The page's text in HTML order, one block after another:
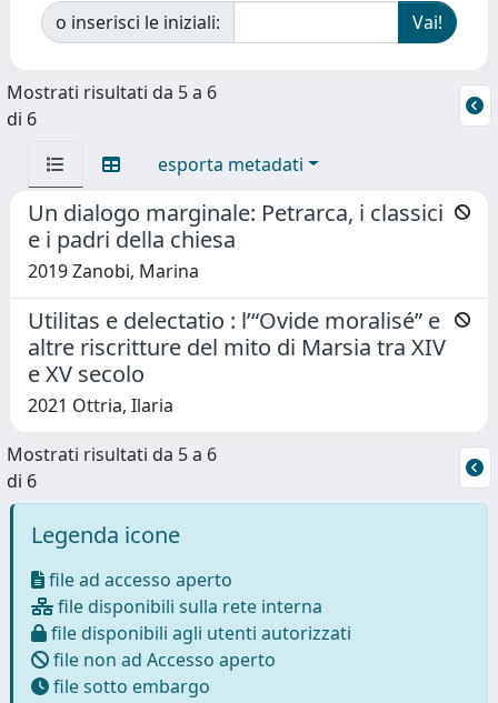
o inserisci le iniziali:
Mostrati risultati da 5 a 6
di 6
esporta metadati
Un dialogo marginale: Petrarca, i classici
e i padri della chiesa
2019 Zanobi, Marina
Utilitas e delectatio : l’“Ovide moralisé” e
altre riscritture del mito di Marsia tra XIV
e XV secolo
2021 Ottria, Ilaria
Mostrati risultati da 5 a 6
di 6
Legenda icone
file ad accesso aperto
file disponibili sulla rete interna
file disponibili agli utenti autorizzati
file non ad Accesso aperto
file sotto embargo